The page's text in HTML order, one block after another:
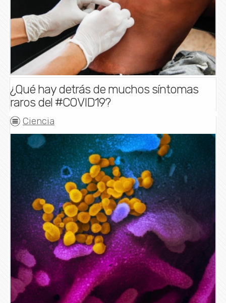
¿Qué hay detrás de muchos síntomas
raros del #COVID19?
Ciencia